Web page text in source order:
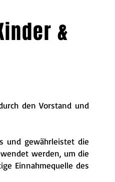
&
den Vorstand und
und gewährleistet die
werden, um die
Einnahmequelle des